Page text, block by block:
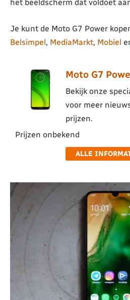
het beeldscherm dat voldoet
Je kunt de Moto G7 Power
Belsimpel, MediaMarkt, Mobiel
Moto G7
Bekijk onze
voor meer
prijzen.
Prijzen onbekend
ALLE